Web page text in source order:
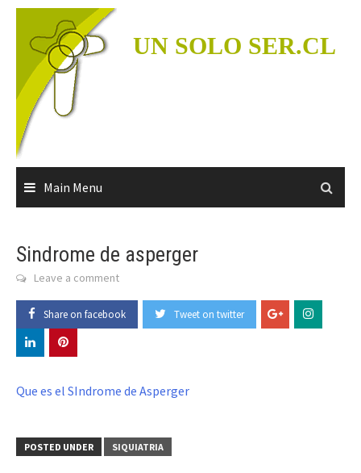
Skip
content
UN SOLO SER.CL
Main Menu
Sindrome de asperger
Leave a comment
Share on facebook Tweet on twitter
Que es el SIndrome de Asperger
POSTED UNDER SIQUIATRIA